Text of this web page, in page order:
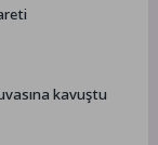
kavuştu